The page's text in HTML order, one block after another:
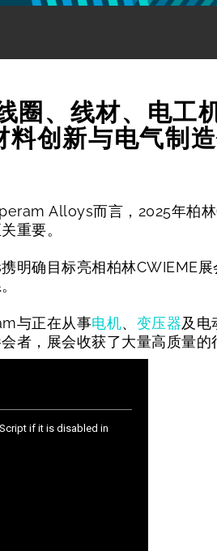
、线材、电工
创新与电气制
Alloys而言，2025年柏
重要。
确目标亮相柏林CWIEME展
与正在从事电机、 变压器及电
者，展会收获了大量高质量的